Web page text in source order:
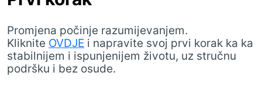
Promjena počinje razumijevanjem.
Kliknite OVDJE i napravite svoj prvi korak ka ka
stabilnijem i ispunjenijem životu, uz stručnu
podršku i bez osude.